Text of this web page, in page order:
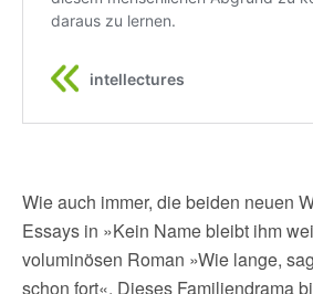
Wie auch immer, die beiden neuen
Essays in »Kein Name bleibt ihm
voluminösen Roman »Wie lange,
schon fort«. Dieses Familiendrama